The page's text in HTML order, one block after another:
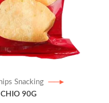
Snacking
90G